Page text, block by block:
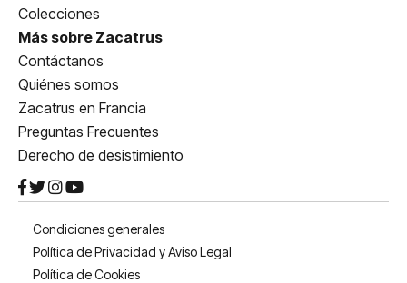
Colecciones
Más sobre Zacatrus
Contáctanos
Quiénes somos
Zacatrus en Francia
Preguntas Frecuentes
Derecho de desistimiento
Condiciones generales
Política de Privacidad y Aviso Legal
Política de Cookies